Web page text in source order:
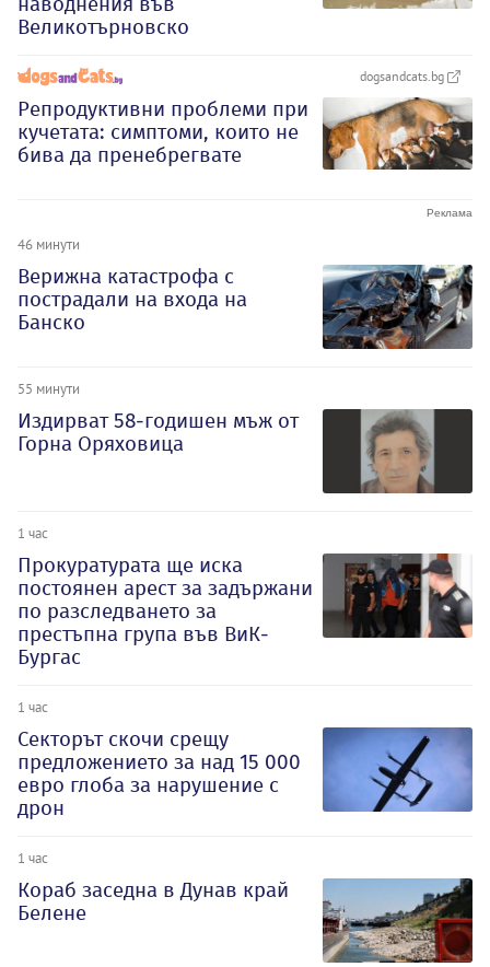
Великотърновско
dogsandcats.bg
Репродуктивни проблеми при
кучетата: симптоми, които не
бива да пренебрегвате
46 минути
Верижна катастрофа с
пострадали на входа на
Банско
55 минути
Издирват 58-годишен мъж от
Горна Оряховица
1 час
Прокуратурата ще иска
постоянен арест за задържани
по разследването за
престъпна група във ВиК-
Бургас
1 час
Секторът скочи срещу
предложението за над 15 000
евро глоба за нарушение с
дрон
1 час
Кораб заседна в Дунав край
Белене